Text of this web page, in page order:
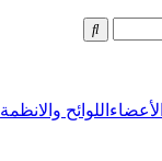
الأعضاء اللوائح والانظمة